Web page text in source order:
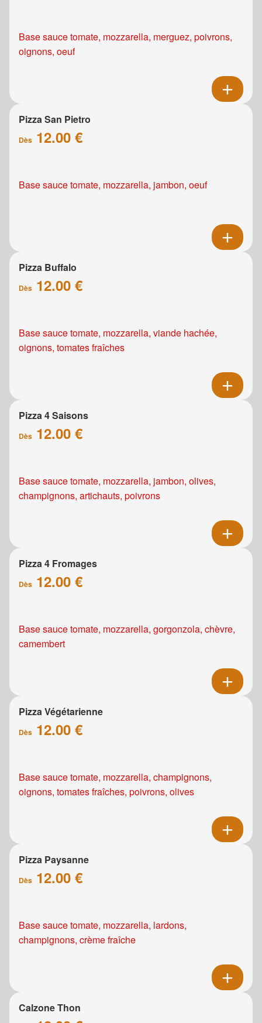
Base sauce tomate, mozzarella, merguez, poivrons,
oignons, oeuf
Pizza San Pietro
Dès 12.00 €
Base sauce tomate, mozzarella, jambon, oeuf
Pizza Buffalo
Dès 12.00 €
Base sauce tomate, mozzarella, viande hachée,
oignons, tomates fraîches
Pizza 4 Saisons
Dès 12.00 €
Base sauce tomate, mozzarella, jambon, olives,
champignons, artichauts, poivrons
Pizza 4 Fromages
Dès 12.00 €
Base sauce tomate, mozzarella, gorgonzola, chèvre,
camembert
Pizza Végétarienne
Dès 12.00 €
Base sauce tomate, mozzarella, champignons,
oignons, tomates fraîches, poivrons, olives
Pizza Paysanne
Dès 12.00 €
Base sauce tomate, mozzarella, lardons,
champignons, crème fraîche
Calzone Thon